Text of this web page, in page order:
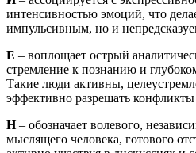
интенсивностью эмоций, что
импульсивным, но и
Е – воплощает острый
стремление к познанию и
Такие люди активны,
эффективно разрешать
Н– обозначает волевого,
мыслящего человека, готового